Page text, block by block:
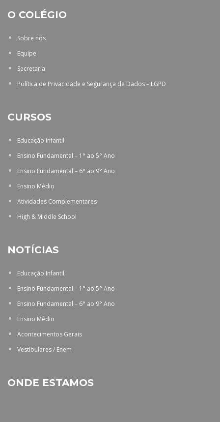
O COLÉGIO
Sobre nós
Equipe
Secretaria
Política de Privacidade e Segurança de Dados – LGPD
CURSOS
Educação Infantil
Ensino Fundamental – 1° ao 5° Ano
Ensino Fundamental – 6° ao 9° Ano
Ensino Médio
Atividades Complementares
High & Middle School
NOTÍCIAS
Educação Infantil
Ensino Fundamental – 1° ao 5° Ano
Ensino Fundamental – 6° ao 9° Ano
Ensino Médio
Acontecimentos Gerais
Vestibulares / Enem
ONDE ESTAMOS